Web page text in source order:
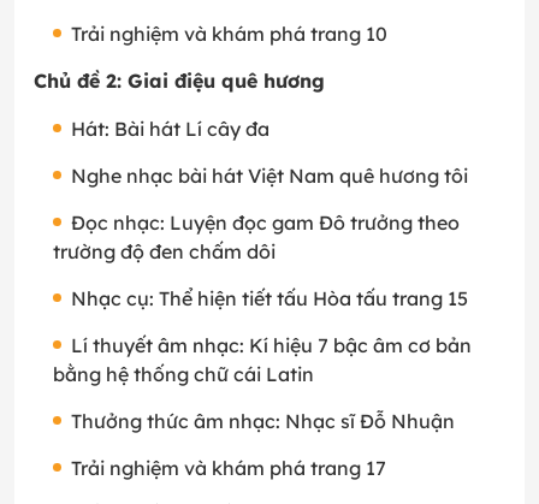
Trải nghiệm và khám phá trang 10
Chủ đề 2: Giai điệu quê hương
Hát: Bài hát Lí cây đa
Nghe nhạc bài hát Việt Nam quê hương tôi
Đọc nhạc: Luyện đọc gam Đô trưởng theo
trường độ đen chấm dôi
Nhạc cụ: Thể hiện tiết tấu Hòa tấu trang 15
Lí thuyết âm nhạc: Kí hiệu 7 bậc âm cơ bản
bằng hệ thống chữ cái Latin
Thưởng thức âm nhạc: Nhạc sĩ Đỗ Nhuận
Trải nghiệm và khám phá trang 17